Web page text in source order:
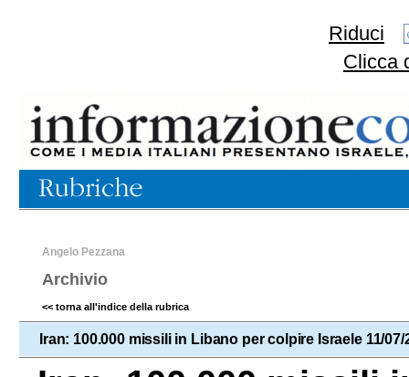
Riduci
Clicca
Angelo Pezzana
Archivio
<< torna all'indice della rubrica
Iran: 100.000 missili in Libano per colpire Israele 11/07/